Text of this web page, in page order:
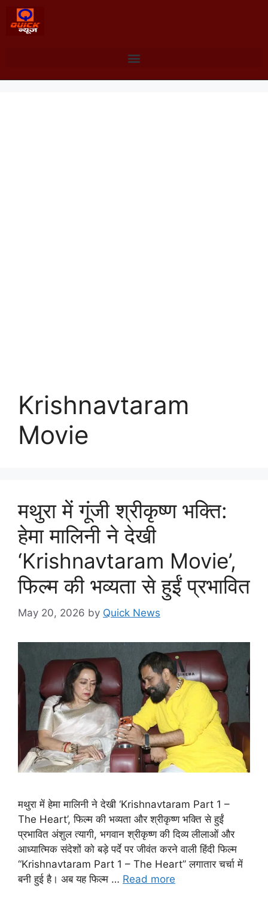
Krishnavtaram
Movie
मथुरा में गूंजी श्रीकृष्ण भक्ति:
हेमा मालिनी ने देखी
‘Krishnavtaram Movie’,
फिल्म की भव्यता से हुईं प्रभावित
May 20, 2026 by Quick News
मथुरा में हेमा मालिनी ने देखी ‘Krishnavtaram Part 1 –
The Heart’, फिल्म की भव्यता और श्रीकृष्ण भक्ति से हुईं
प्रभावित अंशुल त्यागी, भगवान श्रीकृष्ण की दिव्य लीलाओं और
आध्यात्मिक संदेशों को बड़े पर्दे पर जीवंत करने वाली हिंदी फिल्म
“Krishnavtaram Part 1 – The Heart” लगातार चर्चा में
बनी हुई है। अब यह फिल्म … Read more